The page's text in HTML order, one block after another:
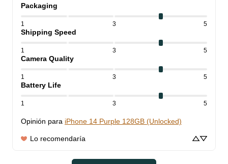
Packaging
1 3 5
Shipping Speed
1 3 5
Camera Quality
1 3 5
Battery Life
1 3 5
Opinión para iPhone 14 Purple 128GB (Unlocked)
Lo recomendaría